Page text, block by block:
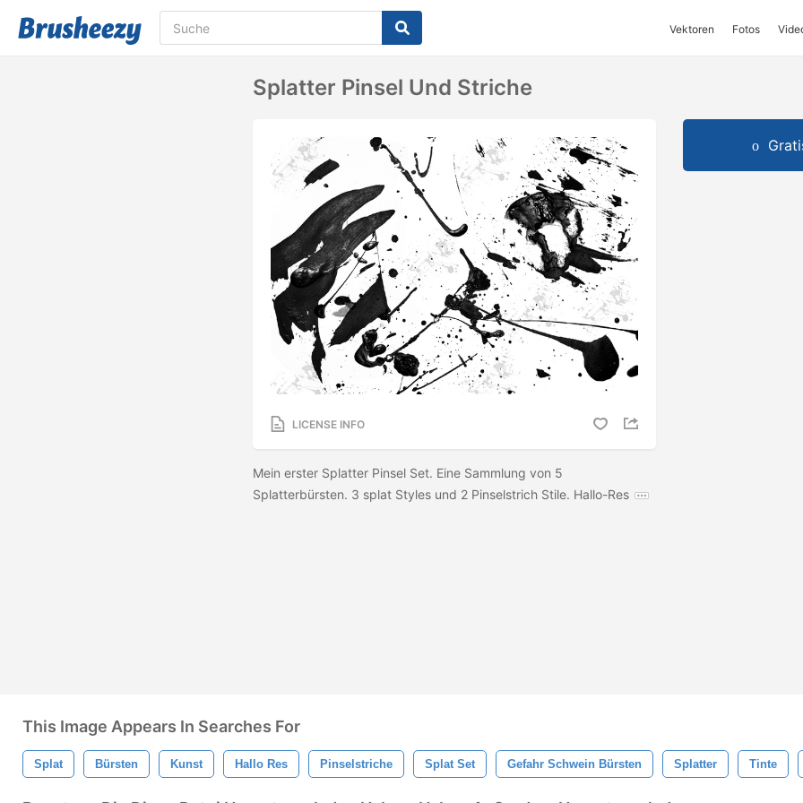
Vektoren Fotos
Splatter Pinsel Und Striche
LICENSE INFO
Mein erster Splatter Pinsel Set. Eine Sammlung von 5
Splatterbürsten. 3 splat Styles und 2 Pinselstrich Stile. Hallo-Res
This Image Appears In Searches For
Splat Bürsten Kunst Hallo Res Pinselstriche Splat Set Gefahr Schwein Bürsten Splatter Tinte